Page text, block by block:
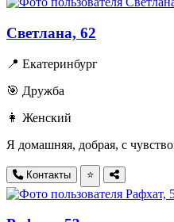
Светлана, 62
📍 Екатеринбург
🎯 Дружба
👩 Женский
Я домашняя, добрая, с
Контакты ⭐